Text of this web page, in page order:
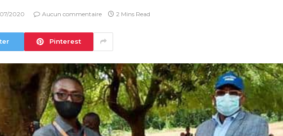
2020 Aucun commentaire 2 Mins Read
Pinterest